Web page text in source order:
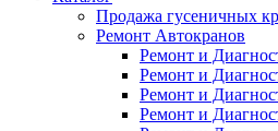
Продажа гусеничных
Ремонт Автокранов
Ремонт и
Ремонт и
Ремонт и
Ремонт и